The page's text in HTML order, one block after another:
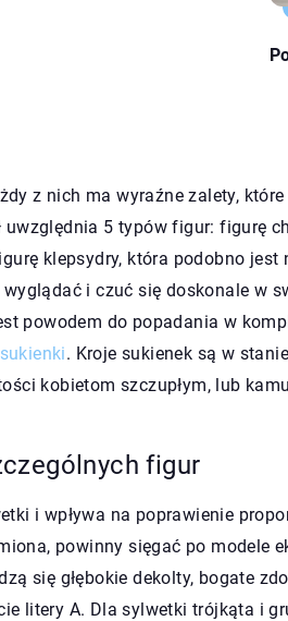
z nich ma wyraźne zalety,
5 typów figur: figurę
klepsydry, która podobno
i czuć się doskonale w
powodem do popadania w
sukienki. Kroje sukienek są w
kobietom szczupłym, lub
figur
i wpływa na poprawienie
powinny sięgać po modele
się głębokie dekolty, bogate
litery A. Dla sylwetki trójkąta i